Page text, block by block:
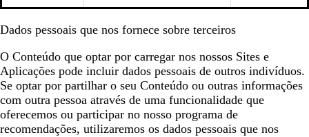
Dados pessoais que nos fornece sobre terceiros
O Conteúdo que optar por carregar nos nossos Sites e
Aplicações pode incluir dados pessoais de outros indivíduos.
Se optar por partilhar o seu Conteúdo ou outras informações
com outra pessoa através de uma funcionalidade que
oferecemos ou participar no nosso programa de
recomendações, utilizaremos os dados pessoais que nos